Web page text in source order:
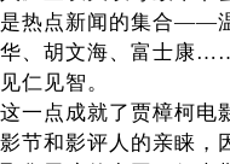
是热点新闻的集合——
华、胡文海、富士康
见仁见智。
这一点成就了贾樟柯电
影节和影评人的亲睐，